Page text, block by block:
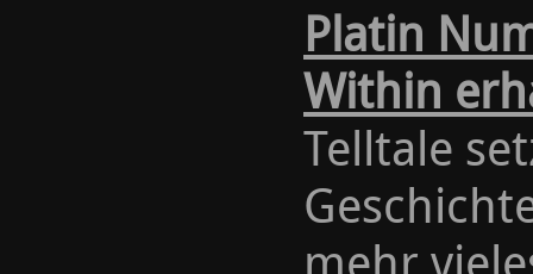
Platin
Within
Telltale